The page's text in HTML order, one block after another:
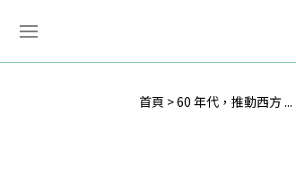
首頁 60 年代，推動西方 ...